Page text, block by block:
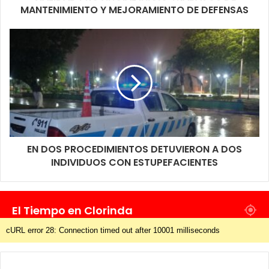
MANTENIMIENTO Y MEJORAMIENTO DE DEFENSAS
EN DOS PROCEDIMIENTOS DETUVIERON A DOS
INDIVIDUOS CON ESTUPEFACIENTES
El Tiempo en Clorinda
cURL error 28: Connection timed out after 10001 milliseconds